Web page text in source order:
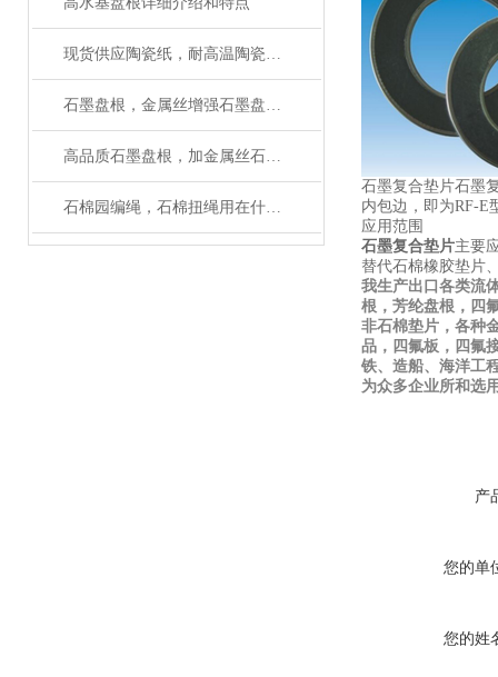
现货供应陶瓷纸，耐高温陶瓷纤维纸规格齐全
石墨盘根，金属丝增强石墨盘根主要性能
高品质石墨盘根，加金属丝石墨盘根厂家有现货
石棉园编绳，石棉扭绳用在什么地方
石墨复合垫片石墨
内包边，即为RF-E
应用范围
石墨复合垫片主要
替代石棉橡胶垫片
我生产出口各类流
根，芳纶盘根，四
非石棉垫片，各种
品，四氟板，四氟
铁、造船、海洋工
为众多企业所和选
产
您的单
您的姓